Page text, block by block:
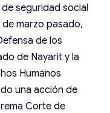
seguridad social
marzo pasado,
de los
de Nayarit y la
Humanos
una acción de
Corte de